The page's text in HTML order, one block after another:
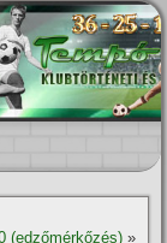
(edzőmérkőzés)»